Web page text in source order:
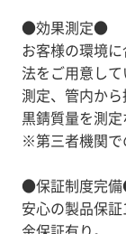
●効果測定●
お客様の環境
法をご用意し
測定、管内か
黒錆質量を測定
※第三者機関で
●保証制度完
安心の製品保